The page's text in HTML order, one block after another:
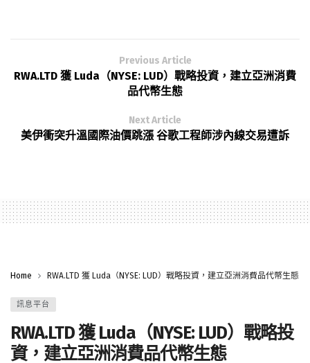
Previous Article
RWA.LTD 獲 Luda（NYSE: LUD）戰略投資，建立亞洲消費
品代幣生態
Next Article
美伊衝突升溫國際油價跳漲 谷歌工程師涉內線交易遭訴
Home RWA.LTD 獲 Luda（NYSE: LUD）戰略投資，建立亞洲消費品代幣生態
訊息平台
RWA.LTD 獲 Luda（NYSE: LUD）戰略投
資，建立亞洲消費品代幣生態